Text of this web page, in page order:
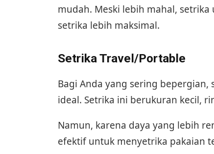
mudah. Meski lebih mahal,
setrika lebih maksimal.
Setrika Travel/Portable
Bagi Anda yang sering
ideal. Setrika ini berukuran kecil,
Namun, karena daya yang lebih
efektif untuk menyetrika pakaian